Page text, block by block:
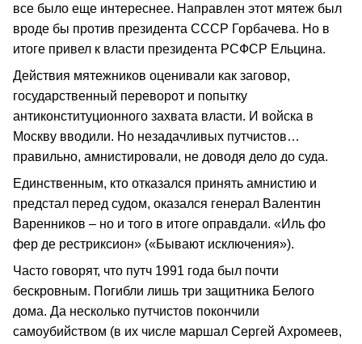
все было еще интереснее. Направлен этот мятеж был
вроде бы против президента СССР Горбачева. Но в
итоге привел к власти президента РСФСР Ельцина.
Действия мятежников оценивали как заговор,
государственный переворот и попытку
антиконституционного захвата власти. И войска в
Москву вводили. Но незадачливых путчистов…
правильно, амнистировали, не доводя дело до суда.
Единственным, кто отказался принять амнистию и
предстал перед судом, оказался генерал Валентин
Варенников – но и того в итоге оправдали. «Иль фо
фер де рестриксион» («Бывают исключения»).
Часто говорят, что путч 1991 года был почти
бескровным. Погибли лишь три защитника Белого
дома. Да несколько путчистов покончили
самоубийством (в их числе маршал Сергей Ахромеев,